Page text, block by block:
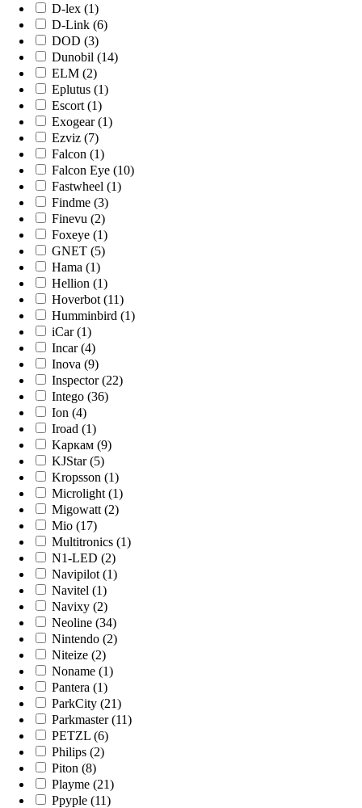
D-lex (1)
D-Link (6)
DOD (3)
Dunobil (14)
ELM (2)
Eplutus (1)
Escort (1)
Exogear (1)
Ezviz (7)
Falcon (1)
Falcon Eye (10)
Fastwheel (1)
Findme (3)
Finevu (2)
Foxeye (1)
GNET (5)
Hama (1)
Hellion (1)
Hoverbot (11)
Humminbird (1)
iCar (1)
Incar (4)
Inova (9)
Inspector (22)
Intego (36)
Ion (4)
Iroad (1)
Kaркам (9)
KJStar (5)
Kropsson (1)
Microlight (1)
Migowatt (2)
Mio (17)
Multitronics (1)
N1-LED (2)
Navipilot (1)
Navitel (1)
Navixy (2)
Neoline (34)
Nintendo (2)
Niteize (2)
Noname (1)
Pantera (1)
ParkCity (21)
Parkmaster (11)
PETZL (6)
Philips (2)
Piton (8)
Playme (21)
Ppyple (11)